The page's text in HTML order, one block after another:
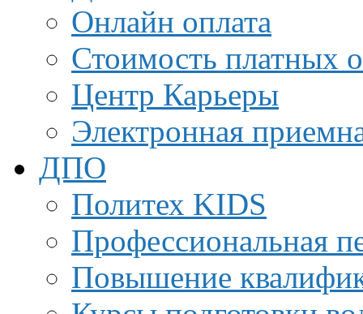
Онлайн оплата
Стоимость платных
Центр Карьеры
Электронная
ДПО
Политех KIDS
Профессиональная
Повышение